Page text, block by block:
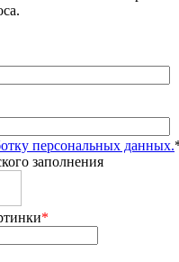
персональных данных.
заполнения
*